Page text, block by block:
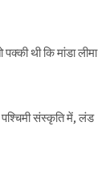
थी कि मांडा लीमा
संस्कृति में, लंड